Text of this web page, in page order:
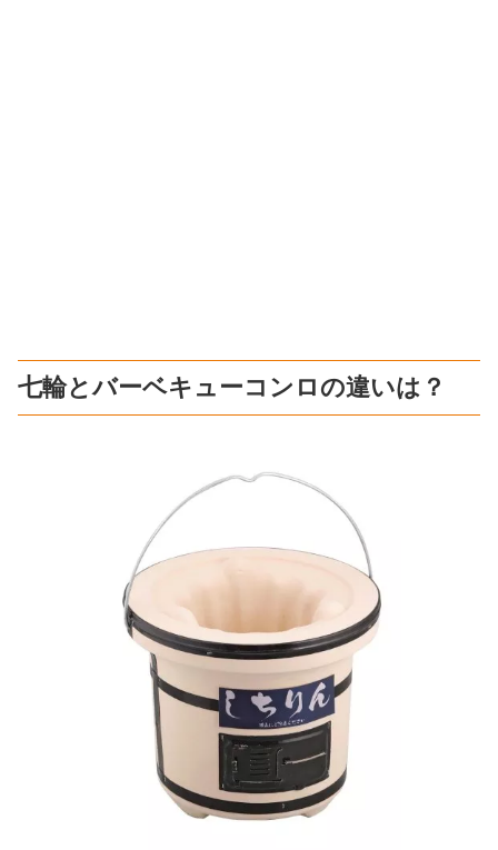
七輪とバーベキューコンロの違いは？